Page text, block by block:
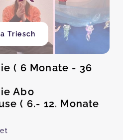
Triesch
( 6 Monate - 36
Abo
( 6.- 12. Monate